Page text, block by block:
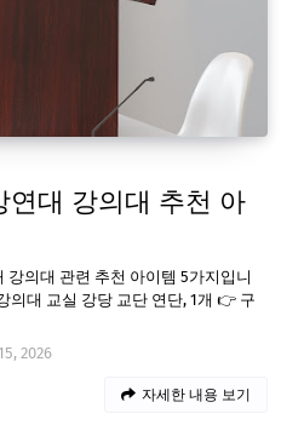
연대 강의대 추천 아
강의대 관련 추천 아이템 5가지입니
의대 교실 강당 교단 연단, 1개 👉 구
2026
자세한 내용 보기